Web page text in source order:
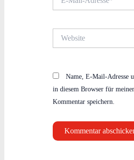
Mail-
Name, E-Mail-Adresse
in diesem Browser für
Kommentar speichern.